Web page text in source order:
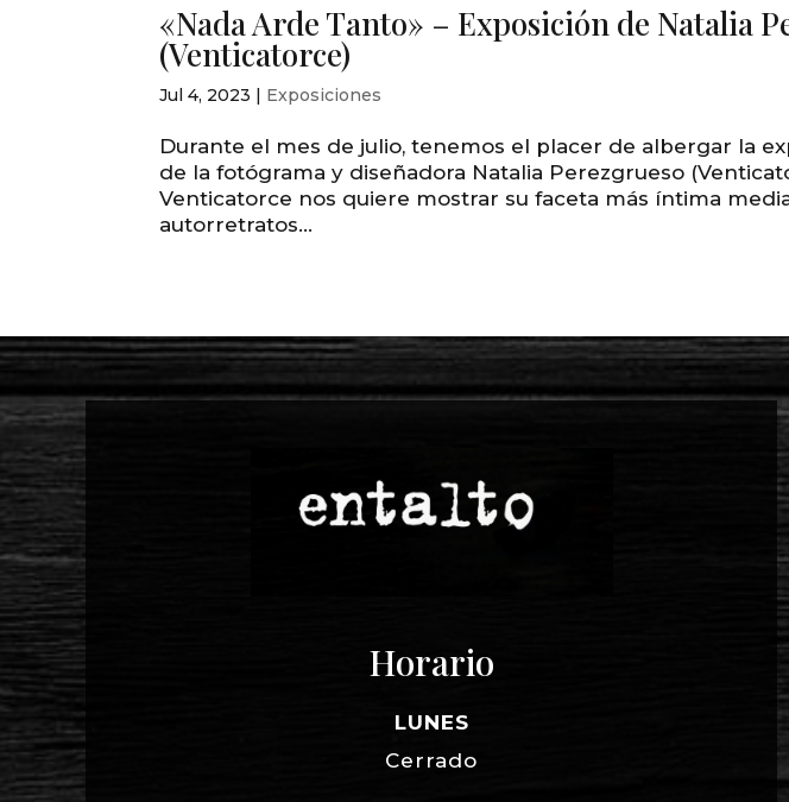
«Nada Arde Tanto» – Exposición de Natalia
(Venticatorce)
Jul 4, 2023 | Exposiciones
Durante el mes de julio, tenemos el placer de albergar la
de la fotógrama y diseñadora Natalia Perezgrueso
Venticatorce nos quiere mostrar su faceta más íntima
autorretratos...
Horario
LUNES
Cerrado